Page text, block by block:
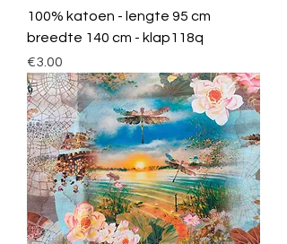
100% katoen - lengte 95 cm
breedte 140 cm - klap118q
Price
€3.00